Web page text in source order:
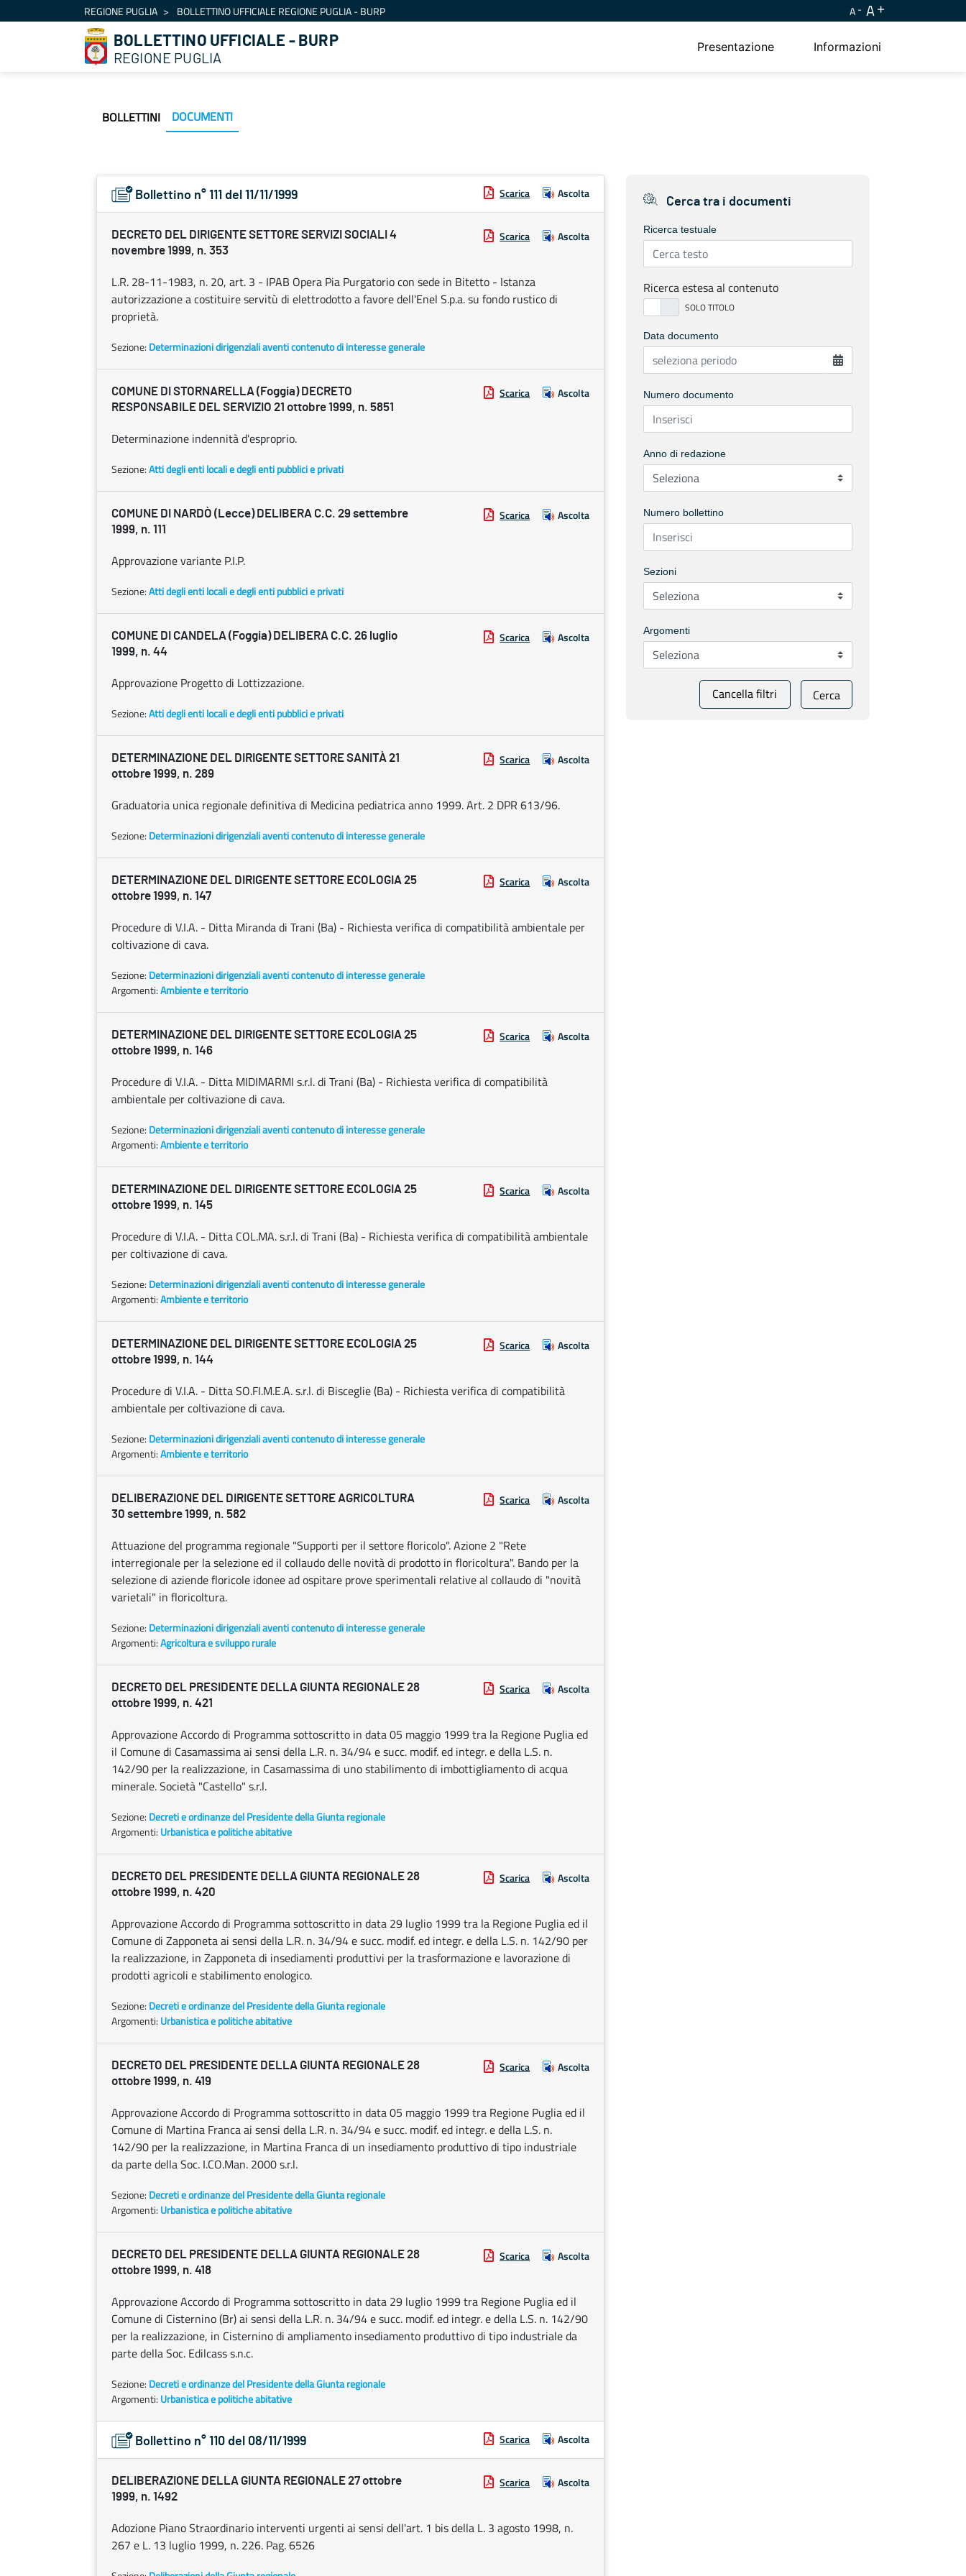
Skip to ContentREGIONE PUGLIA BOLLETTINO UFFICIALE REGIONE PUGLIA - BURP A A
BOLLETTINO UFFICIALE - BURP
REGIONE PUGLIA
Presentazione Informazioni
BOLLETTINI DOCUMENTI
Bollettino n° 111 del 11/11/1999 Scarica Ascolta
DECRETO DEL DIRIGENTE SETTORE SERVIZI SOCIALI 4
novembre 1999, n. 353
Scarica Ascolta
L.R. 28-11-1983, n. 20, art. 3 - IPAB Opera Pia Purgatorio con sede in Bitetto - Istanza
autorizzazione a costituire servitù di elettrodotto a favore dell'Enel S.p.a. su fondo rustico di
proprietà.
Sezione: Determinazioni dirigenziali aventi contenuto di interesse generale
COMUNE DI STORNARELLA (Foggia) DECRETO
RESPONSABILE DEL SERVIZIO 21 ottobre 1999, n. 5851
Scarica Ascolta
Determinazione indennità d'esproprio.
Sezione:Atti degli enti locali e degli enti pubblici e privati
COMUNE DI NARDÒ (Lecce) DELIBERA C.C. 29 settembre
1999, n. 111
Scarica Ascolta
Approvazione variante P.I.P.
Sezione:Atti degli enti locali e degli enti pubblici e privati
COMUNE DI CANDELA (Foggia) DELIBERA C.C. 26 luglio
1999, n. 44
Scarica Ascolta
Approvazione Progetto di Lottizzazione.
Sezione:Atti degli enti locali e degli enti pubblici e privati
DETERMINAZIONE DEL DIRIGENTE SETTORE SANITÀ 21
ottobre 1999, n. 289
Scarica Ascolta
Graduatoria unica regionale definitiva di Medicina pediatrica anno 1999. Art. 2 DPR 613/96.
Sezione: Determinazioni dirigenziali aventi contenuto di interesse generale
DETERMINAZIONE DEL DIRIGENTE SETTORE ECOLOGIA 25
ottobre 1999, n. 147
Scarica Ascolta
Procedure di V.I.A. - Ditta Miranda di Trani (Ba) - Richiesta verifica di compatibilità ambientale per
coltivazione di cava.
Sezione: Determinazioni dirigenziali aventi contenuto di interesse generale
Argomenti:Ambiente e territorio
DETERMINAZIONE DEL DIRIGENTE SETTORE ECOLOGIA 25
ottobre 1999, n. 146
Scarica Ascolta
Procedure di V.I.A. - Ditta MIDIMARMI s.r.l. di Trani (Ba) - Richiesta verifica di compatibilità
ambientale per coltivazione di cava.
Sezione: Determinazioni dirigenziali aventi contenuto di interesse generale
Argomenti:Ambiente e territorio
DETERMINAZIONE DEL DIRIGENTE SETTORE ECOLOGIA 25
ottobre 1999, n. 145
Scarica Ascolta
Procedure di V.I.A. - Ditta COL.MA. s.r.l. di Trani (Ba) - Richiesta verifica di compatibilità ambientale
per coltivazione di cava.
Sezione: Determinazioni dirigenziali aventi contenuto di interesse generale
Argomenti:Ambiente e territorio
DETERMINAZIONE DEL DIRIGENTE SETTORE ECOLOGIA 25
ottobre 1999, n. 144
Scarica Ascolta
Procedure di V.I.A. - Ditta SO.FI.M.E.A. s.r.l. di Bisceglie (Ba) - Richiesta verifica di compatibilità
ambientale per coltivazione di cava.
Sezione: Determinazioni dirigenziali aventi contenuto di interesse generale
Argomenti:Ambiente e territorio
DELIBERAZIONE DEL DIRIGENTE SETTORE AGRICOLTURA
30 settembre 1999, n. 582
Scarica Ascolta
Attuazione del programma regionale "Supporti per il settore floricolo". Azione 2 "Rete
interregionale per la selezione ed il collaudo delle novità di prodotto in floricoltura". Bando per la
selezione di aziende floricole idonee ad ospitare prove sperimentali relative al collaudo di "novità
varietali" in floricoltura.
Sezione: Determinazioni dirigenziali aventi contenuto di interesse generale
Argomenti:Agricoltura e sviluppo rurale
DECRETO DEL PRESIDENTE DELLA GIUNTA REGIONALE 28
ottobre 1999, n. 421
Scarica Ascolta
Approvazione Accordo di Programma sottoscritto in data 05 maggio 1999 tra la Regione Puglia ed
il Comune di Casamassima ai sensi della L.R. n. 34/94 e succ. modif. ed integr. e della L.S. n.
142/90 per la realizzazione, in Casamassima di uno stabilimento di imbottigliamento di acqua
minerale. Società "Castello" s.r.l.
Sezione: Decreti e ordinanze del Presidente della Giunta regionale
Argomenti: Urbanistica e politiche abitative
DECRETO DEL PRESIDENTE DELLA GIUNTA REGIONALE 28
ottobre 1999, n. 420
Scarica Ascolta
Approvazione Accordo di Programma sottoscritto in data 29 luglio 1999 tra la Regione Puglia ed il
Comune di Zapponeta ai sensi della L.R. n. 34/94 e succ. modif. ed integr. e della L.S. n. 142/90 per
la realizzazione, in Zapponeta di insediamenti produttivi per la trasformazione e lavorazione di
prodotti agricoli e stabilimento enologico.
Sezione: Decreti e ordinanze del Presidente della Giunta regionale
Argomenti: Urbanistica e politiche abitative
DECRETO DEL PRESIDENTE DELLA GIUNTA REGIONALE 28
ottobre 1999, n. 419
Scarica Ascolta
Approvazione Accordo di Programma sottoscritto in data 05 maggio 1999 tra Regione Puglia ed il
Comune di Martina Franca ai sensi della L.R. n. 34/94 e succ. modif. ed integr. e della L.S. n.
142/90 per la realizzazione, in Martina Franca di un insediamento produttivo di tipo industriale
da parte della Soc. I.CO.Man. 2000 s.r.l.
Sezione: Decreti e ordinanze del Presidente della Giunta regionale
Argomenti: Urbanistica e politiche abitative
DECRETO DEL PRESIDENTE DELLA GIUNTA REGIONALE 28
ottobre 1999, n. 418
Scarica Ascolta
Approvazione Accordo di Programma sottoscritto in data 29 luglio 1999 tra Regione Puglia ed il
Comune di Cisternino (Br) ai sensi della L.R. n. 34/94 e succ. modif. ed integr. e della L.S. n. 142/90
per la realizzazione, in Cisternino di ampliamento insediamento produttivo di tipo industriale da
parte della Soc. Edilcass s.n.c.
Sezione: Decreti e ordinanze del Presidente della Giunta regionale
Argomenti: Urbanistica e politiche abitative
Bollettino n° 110 del 08/11/1999 Scarica Ascolta
DELIBERAZIONE DELLA GIUNTA REGIONALE 27 ottobre
1999, n. 1492
Scarica Ascolta
Adozione Piano Straordinario interventi urgenti ai sensi dell'art. 1 bis della L. 3 agosto 1998, n.
267 e L. 13 luglio 1999, n. 226. Pag. 6526
Cerca tra i documenti
Ricerca testuale
Ricerca estesa al contenuto
Data documento
Numero documento
Anno di redazione
Numero bollettino
Sezioni
Argomenti
Cancella filtri Cerca